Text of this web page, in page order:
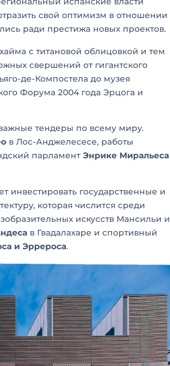
свой оптимизм в отношении
ради престижа новых проектов.
с титановой облицовкой и тем
свершений от гигантского
де-Компостела до музея
Форума 2004 года Эрцога и
тендеры по всему миру.
в Лос-Анджелесесе, работы
парламент Энрике Миральеса
государственные и
которая числится среди
искусств Мансильи и
в Гвадалахаре и спортивный
и Эррероса.